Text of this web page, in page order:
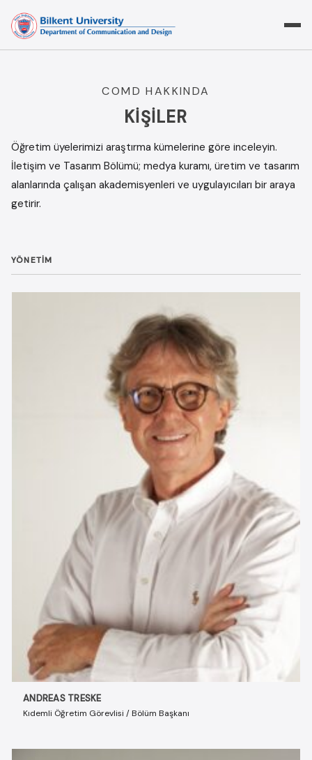
content
COMD HAKKINDA
KIŞILER
Öğretim üyelerimizi araştırma kümelerine göre inceleyin.
İletişim ve Tasarım Bölümü; medya kuramı, üretim ve tasarım
alanlarında çalışan akademisyenleri ve uygulayıcıları bir araya
getirir.
YÖNETIM
ANDREAS TRESKE
Kıdemli Öğretim Görevlisi / Bölüm Başkanı